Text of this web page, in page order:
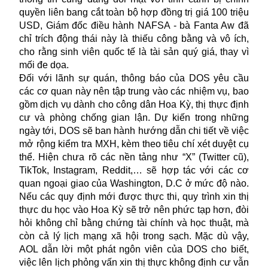
quyền liên bang cắt toàn bộ hợp đồng trị giá 100 triệu
USD, Giám đốc điều hành NAFSA - bà Fanta Aw đã
chỉ trích động thái này là thiếu công bằng và vô ích,
cho rằng sinh viên quốc tế là tài sản quý giá, thay vì
mối đe dọa.
Đối với lãnh sự quán, thông báo của DOS yêu cầu
các cơ quan này nên tập trung vào các nhiệm vụ, bao
gồm dịch vụ dành cho công dân Hoa Kỳ, thị thực định
cư và phòng chống gian lận. Dự kiến trong những
ngày tới, DOS sẽ ban hành hướng dẫn chi tiết về việc
mở rộng kiểm tra MXH, kèm theo tiêu chí xét duyệt cụ
thể. Hiện chưa rõ các nền tảng như “X” (Twitter cũ),
TikTok, Instagram, Reddit,… sẽ hợp tác với các cơ
quan ngoại giao của Washington, D.C ở mức độ nào.
Nếu các quy định mới được thực thi, quy trình xin thị
thực du học vào Hoa Kỳ sẽ trở nên phức tạp hơn, đòi
hỏi không chỉ bằng chứng tài chính và học thuật, mà
còn cả lý lịch mạng xã hội trong sạch. Mặc dù vậy,
AOL dẫn lời một phát ngôn viên của DOS cho biết,
việc lên lịch phỏng vấn xin thị thực không định cư vẫn